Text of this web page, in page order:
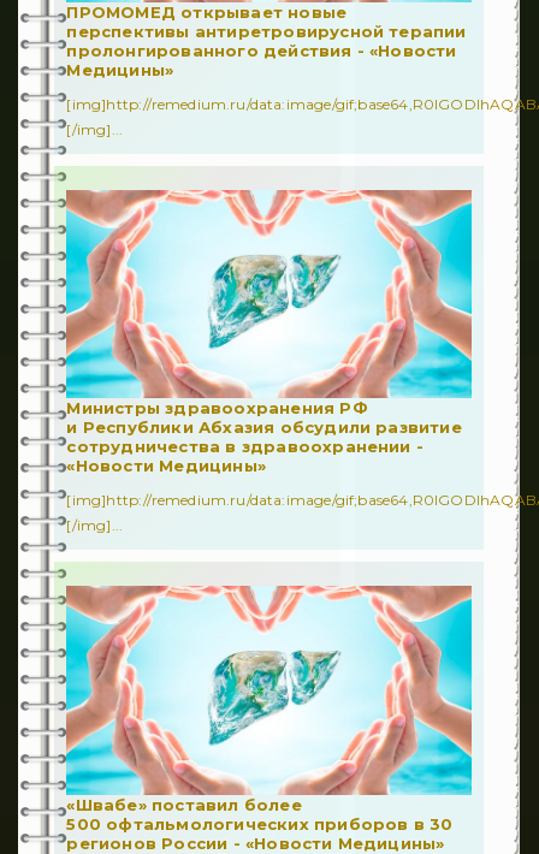
ПРОМОМЕД открывает новые
перспективы антиретровирусной терапии
пролонгированного действия - «Новости
Медицины»
[img]http://remedium.ru/dаta:image/
[/img]...
Министры здравоохранения РФ
и Республики Абхазия обсудили развитие
сотрудничества в здравоохранении -
«Новости Медицины»
[img]http://remedium.ru/dаta:image/
[/img]...
«Швабе» поставил более
500 офтальмологических приборов в 30
регионов России - «Новости Медицины»